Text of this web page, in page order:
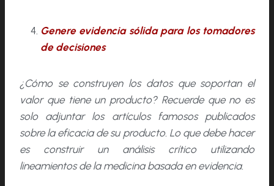
Genere evidencia sólida para los tomadores
de decisiones
¿Cómo se construyen los datos que soportan el
valor que tiene un producto? Recuerde que no es
solo adjuntar los artículos famosos publicados
sobre la eficacia de su producto. Lo que debe hacer
es construir un análisis crítico utilizando
lineamientos de la medicina basada en evidencia.